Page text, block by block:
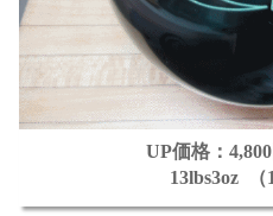
UP価格：
13lbs3oz （